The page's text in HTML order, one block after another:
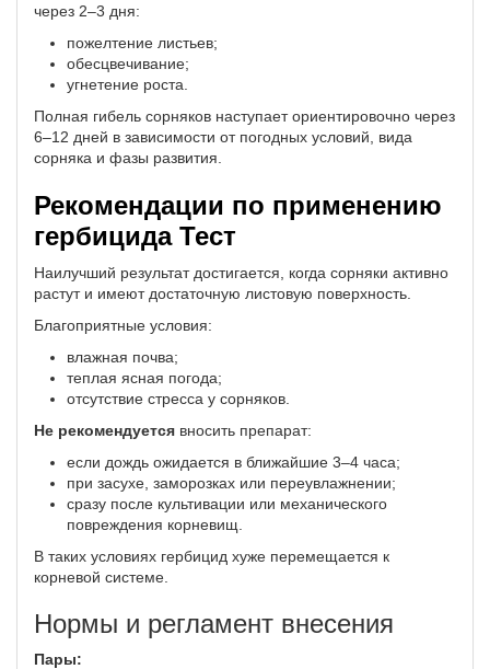
через 2–3 дня:
пожелтение листьев;
обесцвечивание;
угнетение роста.
Полная гибель сорняков наступает ориентировочно через
6–12 дней в зависимости от погодных условий, вида
сорняка и фазы развития.
Рекомендации по применению
гербицида Тест
Наилучший результат достигается, когда сорняки активно
растут и имеют достаточную листовую поверхность.
Благоприятные условия:
влажная почва;
теплая ясная погода;
отсутствие стресса у сорняков.
Не рекомендуется вносить препарат:
если дождь ожидается в ближайшие 3–4 часа;
при засухе, заморозках или переувлажнении;
сразу после культивации или механического
повреждения корневищ.
В таких условиях гербицид хуже перемещается к
корневой системе.
Нормы и регламент внесения
Пары: